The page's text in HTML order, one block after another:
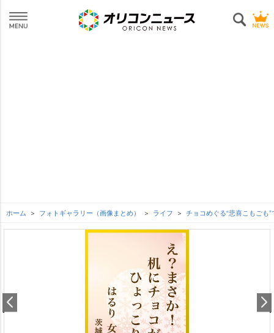
ホーム フォトギャラリー（画像まとめ） ライフ チョコめぐる“悲喜こもごも